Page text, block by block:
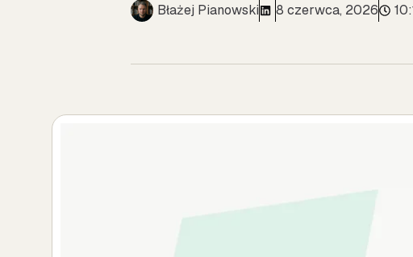
Błażej Pianowski 8 czerwca, 2026